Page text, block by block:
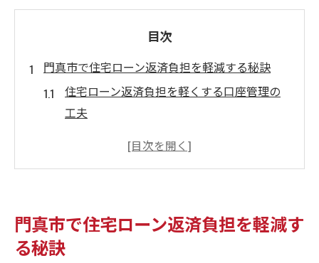
目次
門真市で住宅ローン返済負担を軽減する秘訣
住宅ローン返済負担を軽くする口座管理の
工夫
無理のない住宅ローン返済計画の重要ポイ
JA住宅ローン金利活用で返済負担を抑える
方法
門真市で住宅ローン返済負担を軽減す
る秘訣